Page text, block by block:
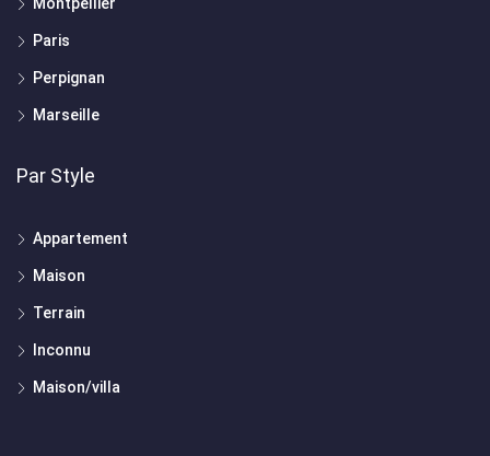
Paris
Perpignan
Marseille
Par Style
Appartement
Maison
Terrain
Inconnu
Maison/villa